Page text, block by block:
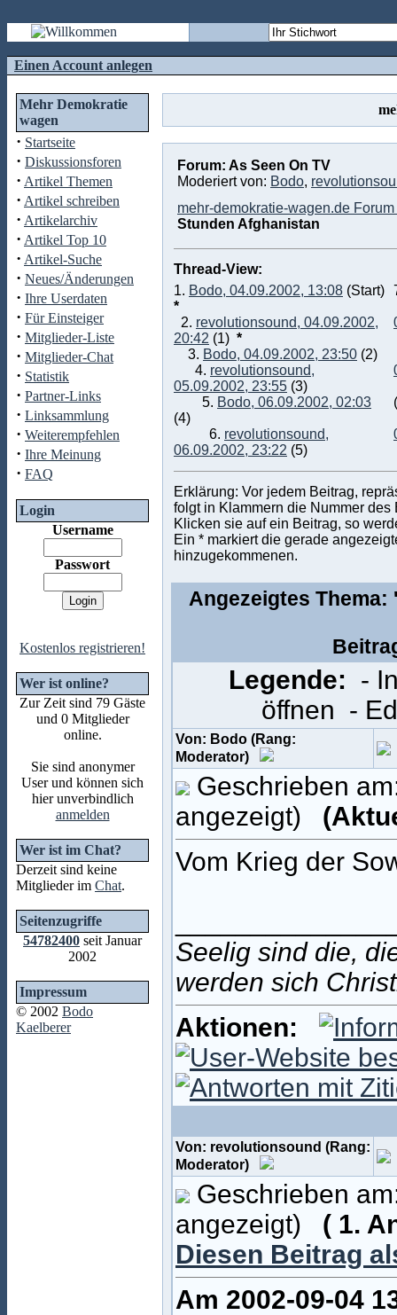
Einen Account anlegen
Mehr Demokratie
wagen
· Startseite
· Diskussionsforen
· Artikel Themen
· Artikel schreiben
· Artikelarchiv
· Artikel Top 10
· Artikel-Suche
· Neues/Änderungen
· Ihre Userdaten
· Für Einsteiger
· Mitglieder-Liste
· Mitglieder-Chat
· Statistik
· Partner-Links
· Linksammlung
· Weiterempfehlen
· Ihre Meinung
· FAQ
Login
Username
Passwort
Kostenlos registrieren!
Wer ist online?
Zur Zeit sind 79 Gäste
und 0 Mitglieder
online.
Sie sind anonymer
User und können sich
hier unverbindlich
anmelden
Wer ist im Chat?
Derzeit sind keine
Mitglieder im Chat.
Seitenzugriffe
54782400 seit Januar
2002
Impressum
© 2002 Bodo
Kaelberer
Forum: As Seen On TV
Moderiert von: Bodo,
mehr-demokratie-wagen.de
Stunden Afghanistan
Thread-View:
1. Bodo, 04.09.2002, 13:08 (Start)
*
2. revolutionsound, 04.09.2002,
20:42 (1) *
3. Bodo, 04.09.2002, 23:50 (2)
4. revolutionsound,
05.09.2002, 23:55 (3)
5. Bodo, 06.09.2002, 02:03
(4)
6. revolutionsound,
06.09.2002, 23:22 (5)
Erklärung: Vor jedem Beitrag,
folgt in Klammern die Nummer des
Klicken sie auf ein Beitrag, so
Ein * markiert die gerade
hinzugekommenen.
Angezeigtes Thema:
Legende: -
öffnen -
Von: Bodo (Rang:
Moderator)
Geschrieben
angezeigt)
Vom Krieg der
Seelig sind die,
werden sich
Aktionen:
Von: revolutionsound (Rang:
Moderator)
Geschrieben
angezeigt) ( 1.
Diesen Beitrag
Am 2002-09-04